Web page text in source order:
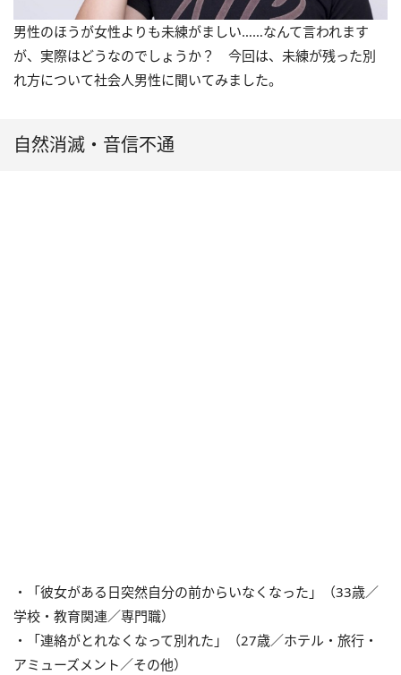
男性のほうが女性よりも未練がましい……なんて言われます
が、実際はどうなのでしょうか？ 今回は、未練が残った別
れ方について社会人男性に聞いてみました。
自然消滅・音信不通
・「彼女がある日突然自分の前からいなくなった」（33歳／
学校・教育関連／専門職）
・「連絡がとれなくなって別れた」（27歳／ホテル・旅行・
アミューズメント／その他）